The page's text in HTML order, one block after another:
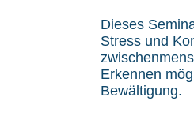
Dieses
Stress und
Erkennen
Bewältigung.